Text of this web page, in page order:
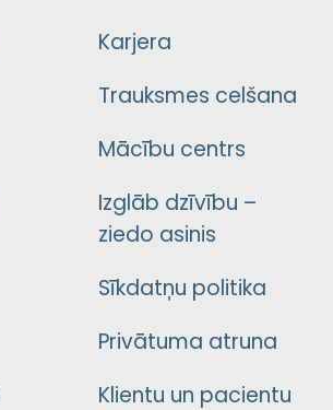
Karjera
Trauksmes celšana
Mācību centrs
Izglāb dzīvību –
ziedo asinis
Sīkdatņu politika
Privātuma atruna
Klientu un pacientu